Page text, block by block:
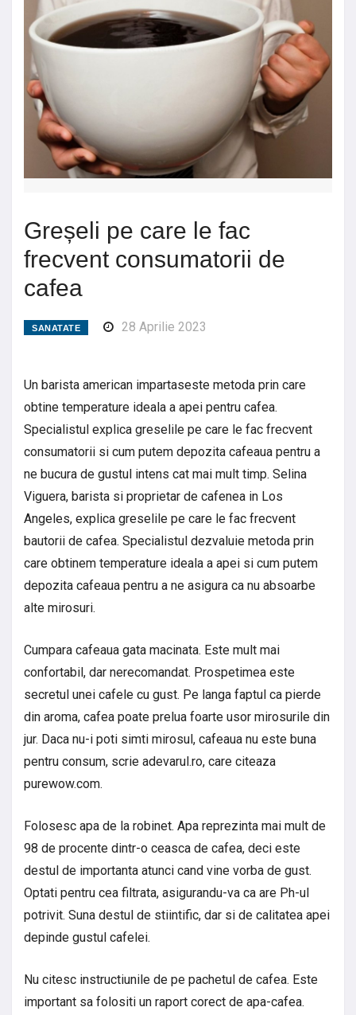
Greșeli pe care le fac
frecvent consumatorii de
cafea
SANATATE 28 Aprilie 2023
Un barista american impartaseste metoda prin care
obtine temperature ideala a apei pentru cafea.
Specialistul explica greselile pe care le fac frecvent
consumatorii si cum putem depozita cafeaua pentru a
ne bucura de gustul intens cat mai mult timp. Selina
Viguera, barista si proprietar de cafenea in Los
Angeles, explica greselile pe care le fac frecvent
bautorii de cafea. Specialistul dezvaluie metoda prin
care obtinem temperature ideala a apei si cum putem
depozita cafeaua pentru a ne asigura ca nu absoarbe
alte mirosuri.
Cumpara cafeaua gata macinata. Este mult mai
confortabil, dar nerecomandat. Prospetimea este
secretul unei cafele cu gust. Pe langa faptul ca pierde
din aroma, cafea poate prelua foarte usor mirosurile din
jur. Daca nu-i poti simti mirosul, cafeaua nu este buna
pentru consum, scrie adevarul.ro, care citeaza
purewow.com.
Folosesc apa de la robinet. Apa reprezinta mai mult de
98 de procente dintr-o ceasca de cafea, deci este
destul de importanta atunci cand vine vorba de gust.
Optati pentru cea filtrata, asigurandu-va ca are Ph-ul
potrivit. Suna destul de stiintific, dar si de calitatea apei
depinde gustul cafelei.
Nu citesc instructiunile de pe pachetul de cafea. Este
important sa folositi un raport corect de apa-cafea.